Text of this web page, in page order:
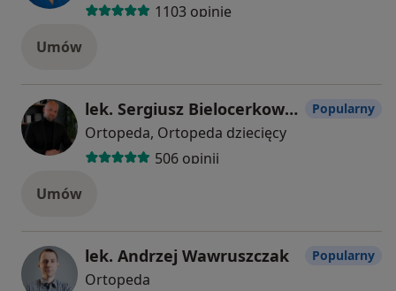
1103 opinie
Umów
lek. Sergiusz Bielocerkowski
Ortopeda, Ortopeda dziecięcy
506 opinii
Popularny
Umów
lek. Andrzej Wawruszczak
Ortopeda
Popularny